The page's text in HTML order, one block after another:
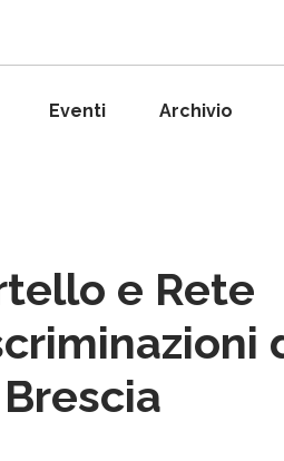
Eventi Archivio
e Rete
Brescia